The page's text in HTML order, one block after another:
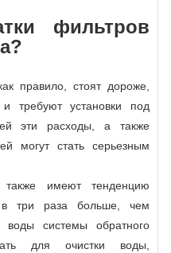
фильтров
правило, стоят дороже,
требуют установки под
эти расходы, а также
могут стать серьезным
имеют тенденцию
в три раза больше, чем
системы обратного
для очистки воды,